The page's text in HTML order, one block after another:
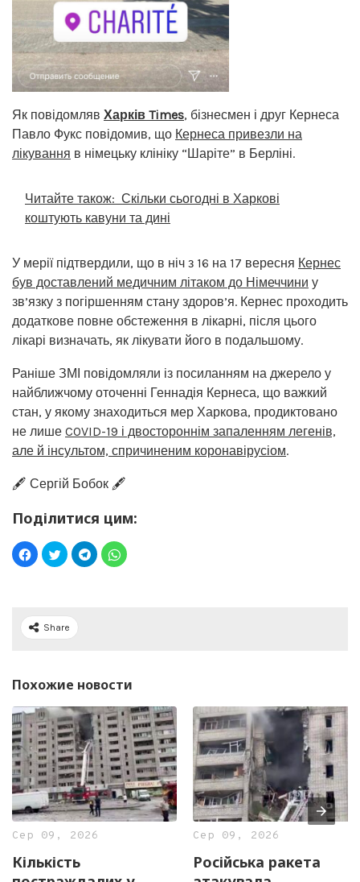
Як повідомляв Харків Times, бізнесмен і друг Кернеса
Павло Фукс повідомив, що Кернеса привезли на
лікування в німецьку клініку “Шаріте” в Берліні.
Читайте також: Скільки сьогодні в Харкові
коштують кавуни та дині
У мерії підтвердили, що в ніч з 16 на 17 вересня Кернес
був доставлений медичним літаком до Німеччини у
зв’язку з погіршенням стану здоров’я. Кернес проходить
додаткове повне обстеження в лікарні, після цього
лікарі визначать, як лікувати його в подальшому.
Раніше ЗМІ повідомляли із посиланням на джерело у
найближчому оточенні Геннадія Кернеса, що важкий
стан, у якому знаходиться мер Харкова, продиктовано
не лише COVID-19 і двостороннім запаленням легенів,
але й інсультом, спричиненим коронавірусіом.
🖋️ Сергій Бобок 🖋️
Поділитися цим:
Share
Похожие новости
Сер 09, 2026
Кількість
Сер 09, 2026
Російська ракета